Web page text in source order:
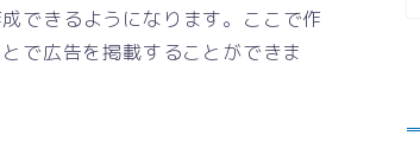
できるようになります。ここで作
で広告を掲載することができま